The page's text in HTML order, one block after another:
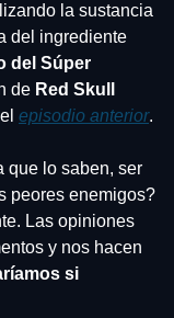
la sustancia
del ingrediente
del Súper
de Red Skull
episodio anterior.
que lo saben, ser
peores enemigos?
Las opiniones
y nos hacen
si